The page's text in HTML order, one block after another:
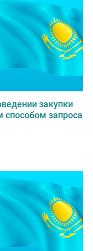
закупки
способом запроса